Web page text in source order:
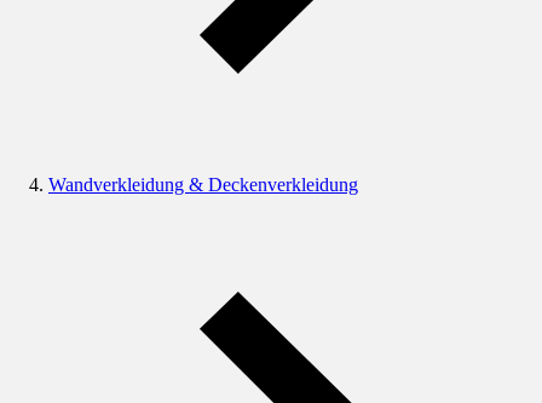
Wandverkleidung & Deckenverkleidung